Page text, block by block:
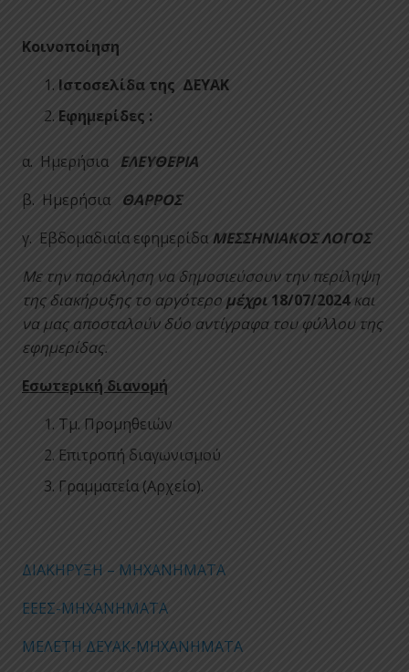
Κοινοποίηση
Ιστοσελίδα της ΔΕΥΑΚ
Εφημερίδες :
α. Ημερήσια ΕΛΕΥΘΕΡΙΑ
β. Ημερήσια ΘΑΡΡΟΣ
γ. Εβδομαδιαία εφημερίδα ΜΕΣΣΗΝΙΑΚΟΣ ΛΟΓΟΣ
Με την παράκληση να δημοσιεύσουν την περίληψη
της διακήρυξης το αργότερο μέχρι 18/07/2024 και
να μας αποσταλούν δύο αντίγραφα του φύλλου της
εφημερίδας.
Εσωτερική διανομή
Τμ. Προμηθειών
Επιτροπή διαγωνισμού
Γραμματεία (Αρχείο).
ΔΙΑΚΗΡΥΞΗ – ΜΗΧΑΝΗΜΑΤΑ
ΕΕΕΣ-ΜΗΧΑΝΗΜΑΤΑ
ΜΕΛΕΤΗ ΔΕΥΑΚ-ΜΗΧΑΝΗΜΑΤΑ